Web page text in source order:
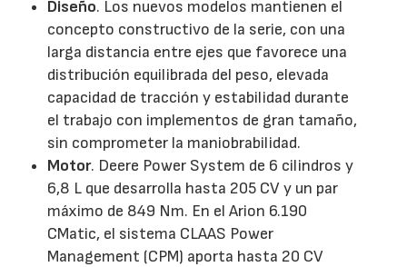
Diseño. Los nuevos modelos mantienen el
concepto constructivo de la serie, con una
larga distancia entre ejes que favorece una
distribución equilibrada del peso, elevada
capacidad de tracción y estabilidad durante
el trabajo con implementos de gran tamaño,
sin comprometer la maniobrabilidad.
Motor. Deere Power System de 6 cilindros y
6,8 L que desarrolla hasta 205 CV y un par
máximo de 849 Nm. En el Arion 6.190
CMatic, el sistema CLAAS Power
Management (CPM) aporta hasta 20 CV